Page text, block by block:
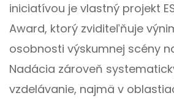
iniciatívou je vlastný projekt
Award, ktorý zviditeľňuje
osobnosti výskumnej scény
Nadácia zároveň
vzdelávanie, najmä v